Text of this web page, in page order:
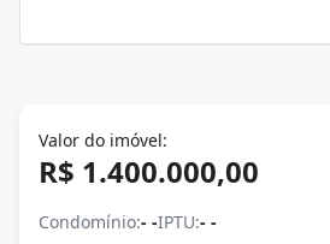
Valor do imóvel:
R$ 1.400.000,00
Condomínio:- -IPTU:- -